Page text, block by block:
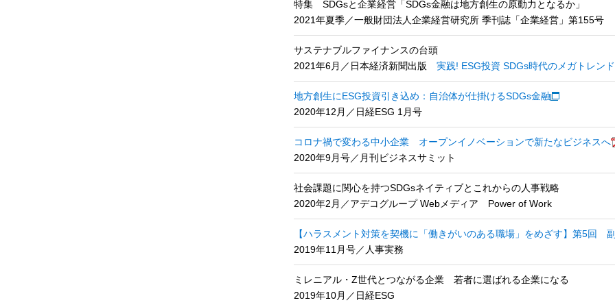
特集 SDGsと企業経営「SDGs金融は地方創生の原動力となるか」
2021年夏季／一般財団法人企業経営研究所 季刊誌「企業経営」第155号
サステナブルファイナンスの台頭
2021年6月／日本経済新聞出版 実践! ESG投資 SDGs時代のメガトレンド
地方創生にESG投資引き込め：自治体が仕掛けるSDGs金融
2020年12月／日経ESG 1月号
コロナ禍で変わる中小企業 オープンイノベーションで新たなビジネスへ
2020年9月号／月刊ビジネスサミット
社会課題に関心を持つSDGsネイティブとこれからの人事戦略
2020年2月／アデコグループ Webメディア Power of Work
【ハラスメント対策を契機に「働きがいのある職場」をめざす】第5回
2019年11月号／人事実務
ミレニアル・Z世代とつながる企業 若者に選ばれる企業になる
2019年10月／日経ESG